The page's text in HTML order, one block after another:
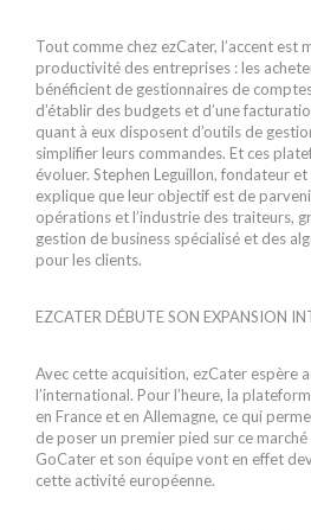
Tout comme chez ezCater, l’accent est
productivité des entreprises : les
bénéficient de gestionnaires de
d’établir des budgets et d’une
quant à eux disposent d’outils de
simplifier leurs commandes. Et ces
évoluer. Stephen Leguillon, fondateur
explique que leur objectif est de
opérations et l’industrie des traiteurs,
gestion de business spécialisé et des
pour les clients.
EZCATER DÉBUTE SON EXPANSION
Avec cette acquisition, ezCater espère
l’international. Pour l’heure, la
en France et en Allemagne, ce qui
de poser un premier pied sur ce
GoCater et son équipe vont en effet
cette activité européenne.